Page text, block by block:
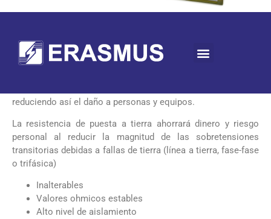
Características Tecnicas
Una Resistencia de Puesta a Tierra de Neutro es un equipo
reduciendo así el daño a personas y equipos.
La resistencia de puesta a tierra ahorrará dinero y riesgo
personal al reducir la magnitud de las sobretensiones
transitorias debidas a fallas de tierra (línea a tierra, fase-fase
o trifásica)
Inalterables
Valores ohmicos estables
Alto nivel de aislamiento